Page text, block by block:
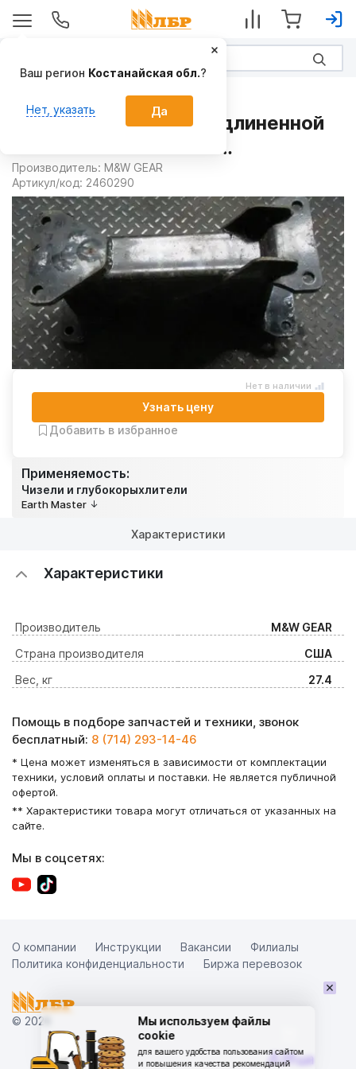
Кронштейн батареи удлиненной
глубокорыхлители
Производитель: M&W GEAR
Артикул/код: 2460290
Применяемость:
Чизели и глубокорыхлители
Earth Master
Нет в наличии
Узнать цену
Добавить в избранное
Характеристики
Характеристики
Производитель
M&W GEAR
Страна производителя
США
Вес, кг
27.4
Мы используем файлы
cookie
для вашего удобства пользования сайтом
и повышения качества рекомендаций
Помощь в подборе запчастей и техники, звонок
бесплатный: 8 (714) 293-14-46
* Цена может изменяться в зависимости от комплектации
техники, условий оплаты и поставки. Не является публичной
офертой.
** Характеристики товара могут отличаться от указанных на
сайте.
Мы в соцсетях:
© 2026
О компании Инструкции Вакансии
Филиалы
Политика конфиденциальности
Биржа перевозок
×
Ваш регион Костанайская обл.?
Нет, указать Да